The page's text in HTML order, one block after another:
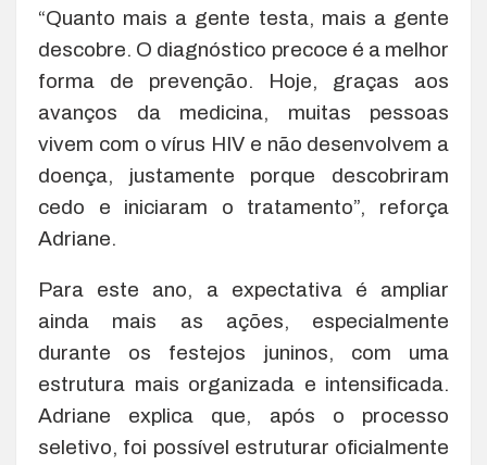
“Quanto mais a gente testa, mais a gente
descobre. O diagnóstico precoce é a melhor
forma de prevenção. Hoje, graças aos
avanços da medicina, muitas pessoas
vivem com o vírus HIV e não desenvolvem a
doença, justamente porque descobriram
cedo e iniciaram o tratamento”, reforça
Adriane.
Para este ano, a expectativa é ampliar
ainda mais as ações, especialmente
durante os festejos juninos, com uma
estrutura mais organizada e intensificada.
Adriane explica que, após o processo
seletivo, foi possível estruturar oficialmente